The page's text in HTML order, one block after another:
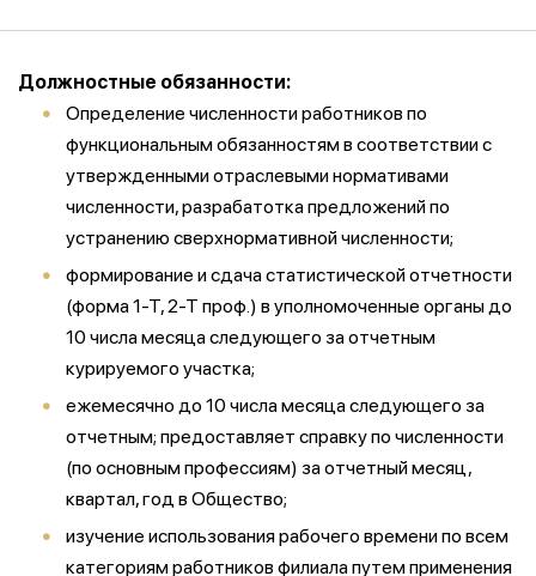
Должностные обязанности:
Определение численности работников по
функциональным обязанностям в соответствии с
утвержденными отраслевыми нормативами
численности, разрабатотка предложений по
устранению сверхнормативной численности;
формирование и сдача статистической отчетности
(форма 1-Т, 2-Т проф.) в уполномоченные органы до
10 числа месяца следующего за отчетным
курируемого участка;
ежемесячно до 10 числа месяца следующего за
отчетным; предоставляет справку по численности
(по основным профессиям) за отчетный месяц,
квартал, год в Общество;
изучение использования рабочего времени по всем
категориям работников филиала путем применения